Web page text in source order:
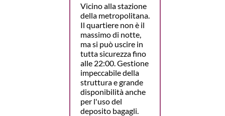
Vicino alla stazione
della metropolitana.
Il quartiere non è il
massimo di notte,
ma si può uscire in
tutta sicurezza fino
alle 22:00. Gestione
impeccabile della
struttura e grande
disponibilità anche
per l'uso del
deposito bagagli.